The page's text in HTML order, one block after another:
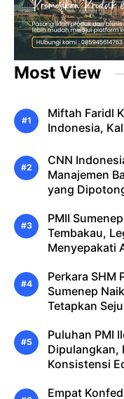
Most View
Miftah Faridl
Indonesia,
CNN
Manajemen
yang
PMII
Tembakau,
Menyepakati
Perkara SHM
Sumenep
Tetapkan
Puluhan PMI
Dipulangkan,
Konsistensi
Empat